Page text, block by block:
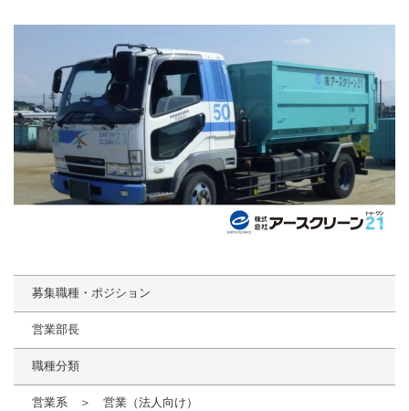
募集職種・ポジション
営業部長
職種分類
営業系 ＞ 営業（法人向け）